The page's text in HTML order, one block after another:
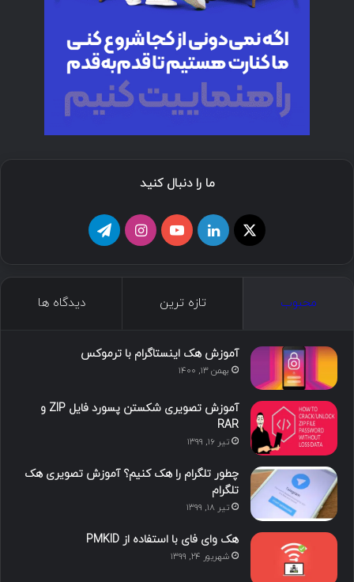
ما را دنبال کنید
د
ی
ن
و
ت
گ
ا
ا
محبوب تازه ترین دیدگاه ها
آموزش هک اینستاگرام با ترموکس
بهمن ۱۳, ۱۴۰۰
آموزش تصویری شکستن پسورد فایل ZIP و
RAR
تیر ۱۶, ۱۳۹۹
چطور تلگرام را هک کنیم؟ آموزش تصویری هک
تلگرام
تیر ۱۸, ۱۳۹۹
هک وای فای با استفاده از PMKID
شهریور ۲۴, ۱۳۹۹